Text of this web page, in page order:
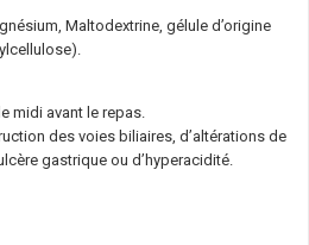
Maltodextrine, gélule d’origine
midi avant le repas.
des voies biliaires, d’altérations de
gastrique ou d’hyperacidité.